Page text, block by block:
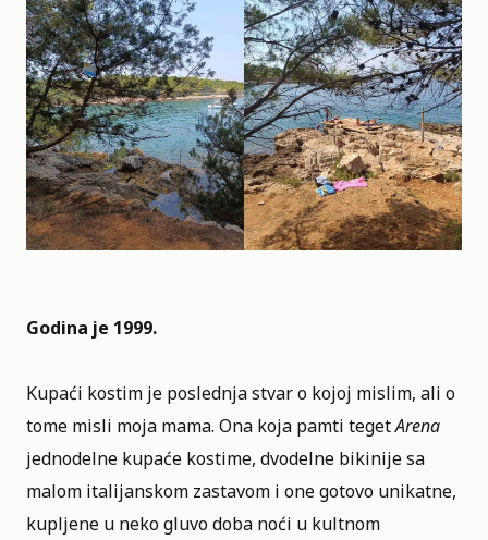
Godina je 1999.
Kupaći kostim je poslednja stvar o kojoj mislim, ali o
tome misli moja mama. Ona koja pamti tegetArena
jednodelne kupaće kostime, dvodelne bikinije sa
malom italijanskom zastavom i one gotovo unikatne,
kupljene u neko gluvo doba noći u kultnom